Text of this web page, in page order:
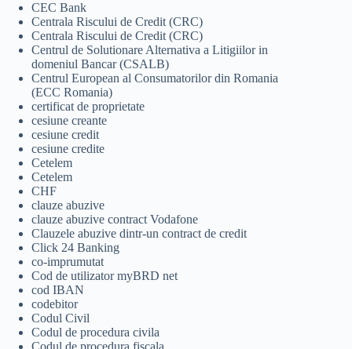
CEC Bank
Centrala Riscului de Credit (CRC)
Centrala Riscului de Credit (CRC)
Centrul de Solutionare Alternativa a Litigiilor in
domeniul Bancar (CSALB)
Centrul European al Consumatorilor din Romania
(ECC Romania)
certificat de proprietate
cesiune creante
cesiune credit
cesiune credite
Cetelem
Cetelem
CHF
clauze abuzive
clauze abuzive contract Vodafone
Clauzele abuzive dintr-un contract de credit
Click 24 Banking
co-imprumutat
Cod de utilizator myBRD net
cod IBAN
codebitor
Codul Civil
Codul de procedura civila
Codul de procedura fiscala